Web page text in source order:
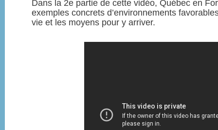
Dans la 2e partie de cette vidéo, Québec en
exemples concrets d’environnements
vie et les moyens pour y arriver.